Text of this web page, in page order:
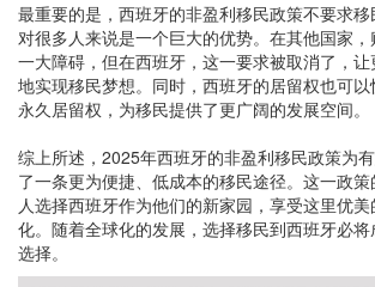
最重要的是，西班牙的非盈利移民政策不要求
对很多人来说是一个巨大的优势。在其他国家
一大障碍，但在西班牙，这一要求被取消了，
地实现移民梦想。同时，西班牙的居留权也可
永久居留权，为移民提供了更广阔的发展空间。
综上所述，2025年西班牙的非盈利移民政策为
了一条更为便捷、低成本的移民途径。这一政
人选择西班牙作为他们的新家园，享受这里优
化。随着全球化的发展，选择移民到西班牙必
选择。